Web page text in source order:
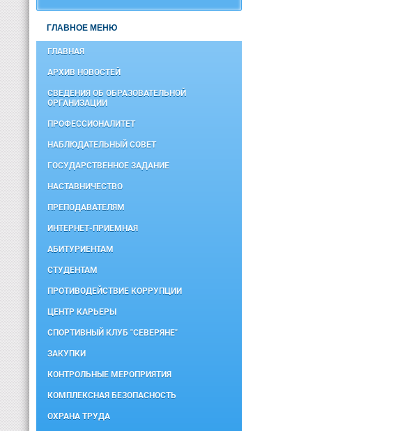
ГЛАВНОЕ МЕНЮ
ГЛАВНАЯ
АРХИВ НОВОСТЕЙ
СВЕДЕНИЯ ОБ ОБРАЗОВАТЕЛЬНОЙ
ОРГАНИЗАЦИИ
ПРОФЕССИОНАЛИТЕТ
НАБЛЮДАТЕЛЬНЫЙ СОВЕТ
ГОСУДАРСТВЕННОЕ ЗАДАНИЕ
НАСТАВНИЧЕСТВО
ПРЕПОДАВАТЕЛЯМ
ИНТЕРНЕТ-ПРИЕМНАЯ
АБИТУРИЕНТАМ
СТУДЕНТАМ
ПРОТИВОДЕЙСТВИЕ КОРРУПЦИИ
ЦЕНТР КАРЬЕРЫ
СПОРТИВНЫЙ КЛУБ "СЕВЕРЯНЕ"
ЗАКУПКИ
КОНТРОЛЬНЫЕ МЕРОПРИЯТИЯ
КОМПЛЕКСНАЯ БЕЗОПАСНОСТЬ
ОХРАНА ТРУДА